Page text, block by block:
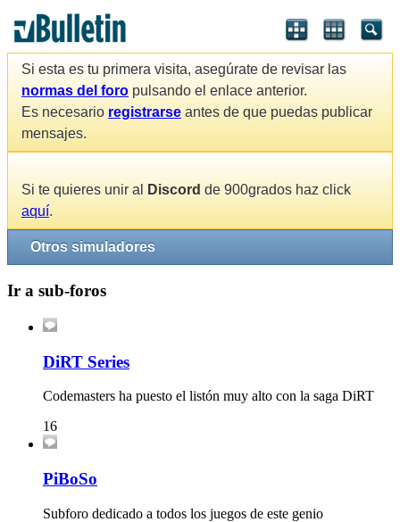
Si esta es tu primera visita, asegúrate de revisar las
normas del foro pulsando el enlace anterior.
Es necesario registrarse antes de que puedas publicar
mensajes.
Si te quieres unir al Discord de 900grados haz click
aquí.
Otros simuladores
Ir a sub-foros
DiRT Series
Codemasters ha puesto el listón muy alto con la saga DiRT
16
PiBoSo
Subforo dedicado a todos los juegos de este genio